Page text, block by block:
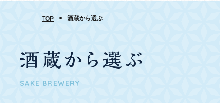
TOP > 酒蔵から選ぶ
SAKE BREWERY